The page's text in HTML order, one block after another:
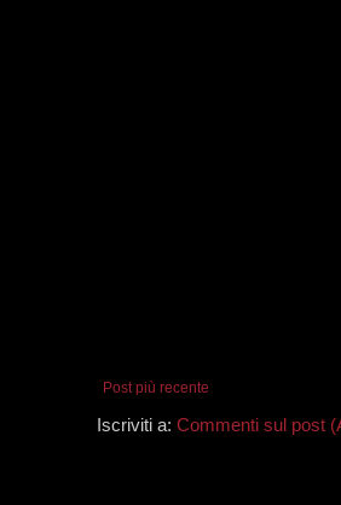
Post più recente
Iscriviti a: Commenti sul post